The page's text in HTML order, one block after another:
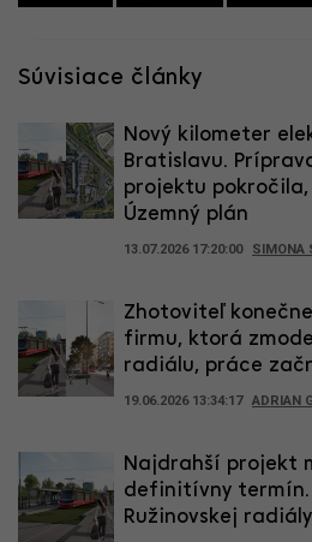
Súvisiace články
Nový kilometer
Bratislavu.
projektu
Územný plán
13.07.2026 17:20:00 SIMONA
Zhotoviteľ
firmu, ktorá
radiálu, práce
19.06.2026 13:34:17 ADRIAN
Najdrahší projekt
definitívny termín.
Ružinovskej